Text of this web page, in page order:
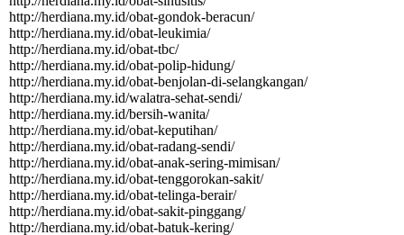
http:­//­herdiana.­my.­id/­obat-­gondok-­beracun/­
http:­//­herdiana.­my.­id/­obat-­leukimia/­
http:­//­herdiana.­my.­id/­obat-­tbc/­
http:­//­herdiana.­my.­id/­obat-­polip-­hidung/­
http:­//­herdiana.­my.­id/­obat-­benjolan-­di-­selangkangan/­
http:­//­herdiana.­my.­id/­walatra-­sehat-­sendi/­
http:­//­herdiana.­my.­id/­bersih-­wanita/­
http:­//­herdiana.­my.­id/­obat-­keputihan/­
http:­//­herdiana.­my.­id/­obat-­radang-­sendi/­
http:­//­herdiana.­my.­id/­obat-­anak-­sering-­mimisan/­
http:­//­herdiana.­my.­id/­obat-­tenggorokan-­sakit/­
http:­//­herdiana.­my.­id/­obat-­telinga-­berair/­
http:­//­herdiana.­my.­id/­obat-­sakit-­pinggang/­
http:­//­herdiana.­my.­id/­obat-­batuk-­kering/­